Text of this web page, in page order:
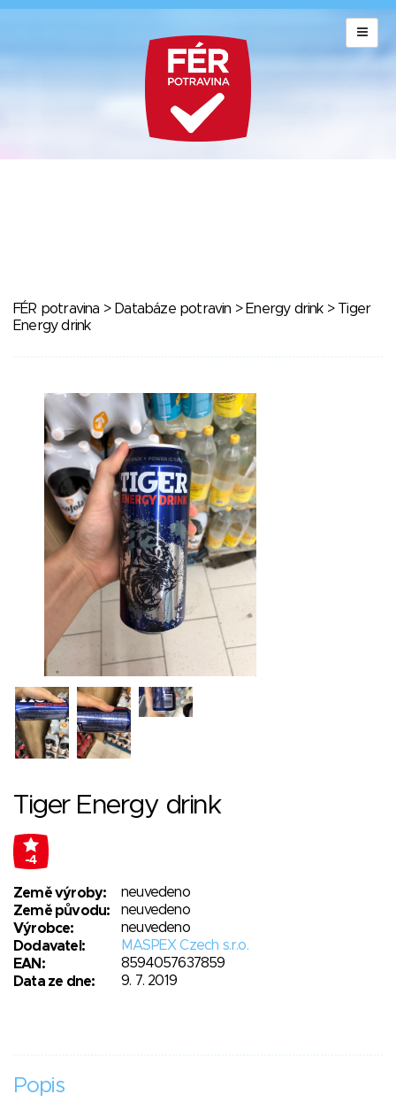
FÉR potravina > Databáze potravin > Energy drink> Tiger
Energy drink
Tiger Energy drink
-4
Země výroby:
neuvedeno
Země původu:
neuvedeno
Výrobce:
neuvedeno
Dodavatel:
MASPEX Czech s.r.o.
EAN:
8594057637859
Data ze dne:
9. 7. 2019
Popis